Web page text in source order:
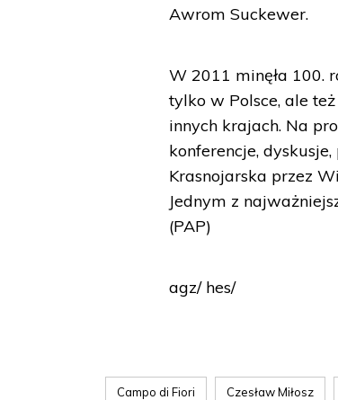
Awrom Suckewer.
W 2011 minęła 100.
tylko w Polsce, ale
innych krajach. Na
konferencje,
Krasnojarska przez
Jednym z
(PAP)
agz/ hes/
Campo di Fiori Czesław Miłosz